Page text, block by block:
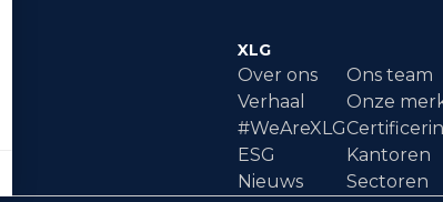
XLG
Over ons
Verhaal
#WeAreXLG
ESG
Nieuws
Ons team
Onze
Kantoren
Sectoren